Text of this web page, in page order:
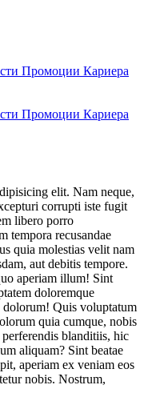
Промоции Кариера
Промоции Кариера
elit. Nam neque,
corrupti iste fugit
libero porro
tempora recusandae
quia molestias velit nam
aut debitis tempore.
aperiam illum! Sint
doloremque
dolorum! Quis voluptatum
quia cumque, nobis
perferendis blanditiis, hic
aliquam? Sint beatae
aperiam ex veniam eos
nobis. Nostrum,